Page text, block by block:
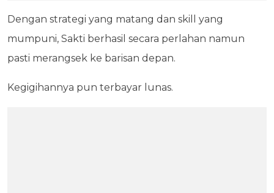
Dengan strategi yang matang dan skill yang
mumpuni, Sakti berhasil secara perlahan namun
pasti merangsek ke barisan depan.
Kegigihannya pun terbayar lunas.